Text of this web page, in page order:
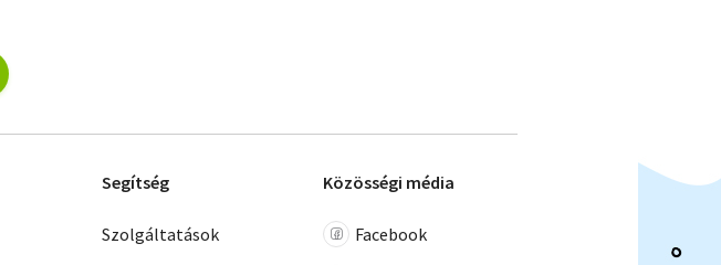
Segítség
Szolgáltatások
Közösségi média
Facebook